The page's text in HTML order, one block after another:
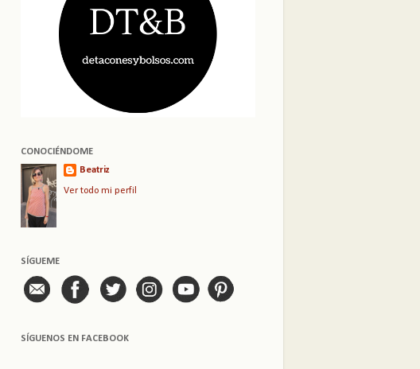
CONOCIÉNDOME
Beatriz
Ver todo mi perfil
SÍGUEME
SÍGUENOS EN FACEBOOK